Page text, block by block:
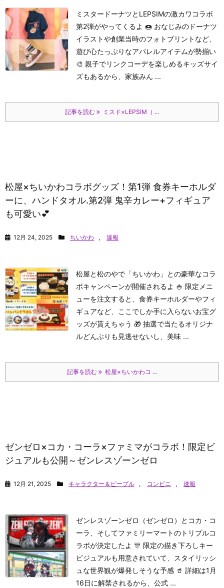
ミスタードーナツとLEPSIMの激カワコラボ
第2弾がやってくるよ 🍩 おなじみのドーナツ
イラストや創業当時のフォトプリントなど、
遊び心たっぷりなアパレルアイテムが勢揃い
🎨 親子でリンクコーデを楽しめるキッズサイ
ズもあるから、家族みん ...
記事を読む ミスド×LEPSIM（ ...
松屋×ちいかわコラボグッズ！第1弾 食券キーホルダ
ーに、ハンドタオル.第2弾 鬼辛カレー+フィギュア
も可愛い💕
12月 24, 2025 ちいかわ , 速報
松屋と松のやで「ちいかわ」との豪華なコラ
ボキャンペーンが開催されるよ 🍚 限定メニ
ューを注文すると、食券キーホルダーやフィ
ギュアなど、ここでしか手に入らないお宝グ
ッズが貰えちゃう 🎁 抽選で当たるオリジナ
ルどんぶりも見逃せないし、美味 ...
記事を読む 松屋×ちいかわコ ...
ゼンゼロ×コカ・コーラ×ファミマがコラボ！限定ビ
ジュアルも公開～ゼンレスゾーンゼロ
12月 21, 2025 キャラクター＆ピープル , コンビニ , 速報
ゼンレスゾーンゼロ（ゼンゼロ）とコカ・コ
ーラ、そしてファミリーマートのトリプルコ
ラボが決定したよ 🎊 限定の描き下ろしキー
ビジュアルも用意されていて、スタイリッシ
ュな世界観が爆発しそうな予感 🥤 詳細は1月
16日に解禁されるから、公式 ...